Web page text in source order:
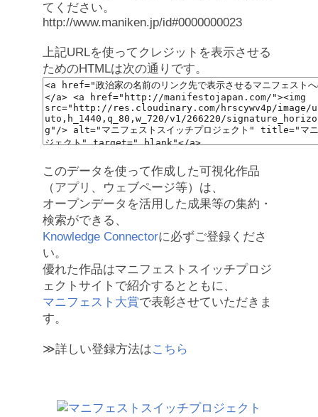
てください。
http://www.maniken.jp/id#0000000023
上記URLを使ってクレジットを表示させる
ためのHTMLは次の通りです。
このデータを使って作成した可視化作品
（アプリ、ウェブページ等）は、
オープンデータを活用した成果等の集約・
検索ができる、
Knowledge Connectorに必ずご登録くださ
い。
優れた作品はマニフェストスイッチプロジ
ェクトサイトで紹介するとともに、
マニフェスト大賞で表彰させていただきま
す。
≫詳しい登録方法はこちら